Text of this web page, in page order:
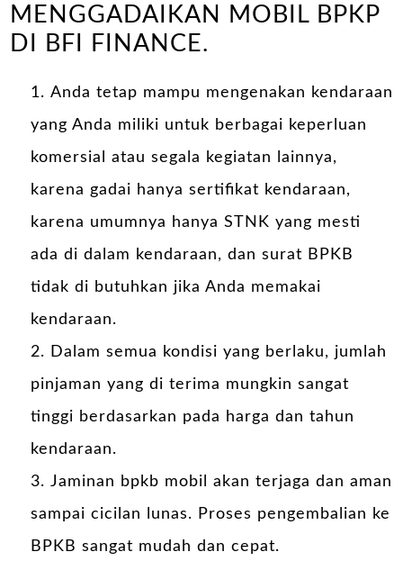
MENGGADAIKAN MOBIL BPKP
DI BFI FINANCE.
Anda tetap mampu mengenakan kendaraan
yang Anda miliki untuk berbagai keperluan
komersial atau segala kegiatan lainnya,
karena gadai hanya sertifikat kendaraan,
karena umumnya hanya STNK yang mesti
ada di dalam kendaraan, dan surat BPKB
tidak di butuhkan jika Anda memakai
kendaraan.
Dalam semua kondisi yang berlaku, jumlah
pinjaman yang di terima mungkin sangat
tinggi berdasarkan pada harga dan tahun
kendaraan.
Jaminan bpkb mobil akan terjaga dan aman
sampai cicilan lunas. Proses pengembalian ke
BPKB sangat mudah dan cepat.